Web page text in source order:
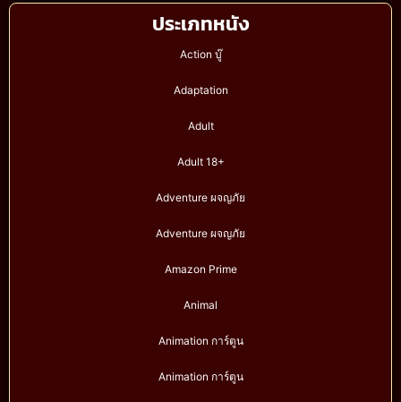
ประเภทหนัง
Action บู๊
Adaptation
Adult
Adult 18+
Adventure ผจญภัย
Adventure ผจญภัย
Amazon Prime
Animal
Animation การ์ตูน
Animation การ์ตูน